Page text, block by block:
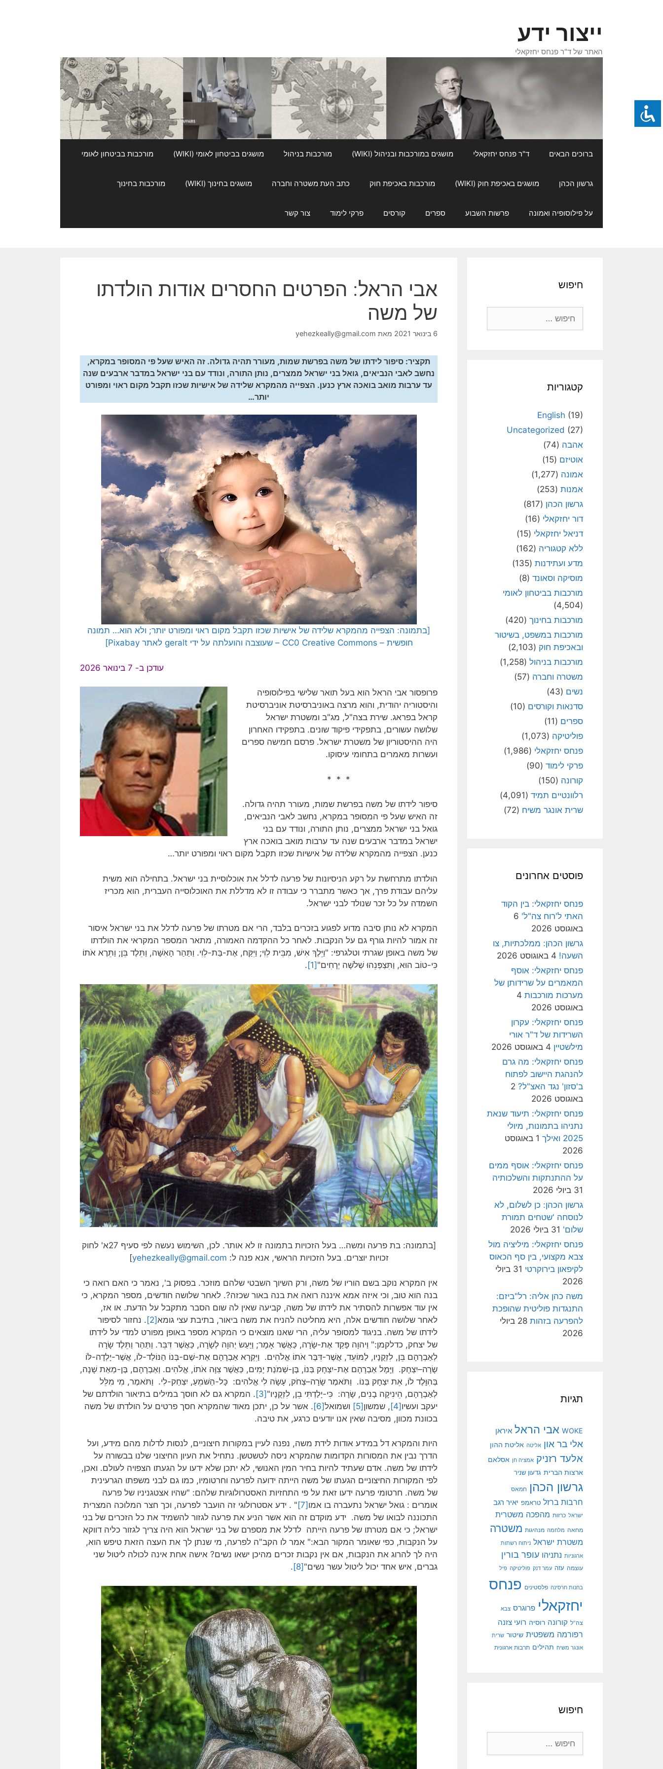
ייצור ידע
האתר של ד"ר פנחס יחזקאלי
ברוכים הבאים ד"ר פנחס יחזקאלי מושגים במורכבות ובניהול (WIKI) מורכבות בניהול מושגים בביטחון לאומי (WIKI) מורכבות בביטחון לאומי
גרשון הכהן מושגים באכיפת חוק (WIKI) מורכבות באכיפת חוק כתב העת משטרה וחברה מושגים בחינוך (WIKI) מורכבות בחינוך
על פילוסופיה ואמונה פרשות השבוע ספרים קורסים פרקי לימוד צור קשר
אבי הראל: הפרטים החסרים אודות הולדתו
של משה
6 בינואר 2021 מאת yehezkeally@gmail.com
תקציר: סיפור לידתו של משה בפרשת שמות, מעורר תהיה גדולה. זה האיש שעל פי המסופר במקרא,
נחשב לאבי הנביאים, גואל בני ישראל ממצרים, נותן התורה, ונודד עם בני ישראל במדבר ארבעים שנה
עד ערבות מואב בואכה ארץ כנען. הצפייה מהמקרא שלידה של אישיות שכזו תקבל מקום ראוי ומפורט
יותר…
[בתמונה: הצפייה מהמקרא שלידה של אישיות שכזו תקבל מקום ראוי ומפורט יותר; ולא הוא… תמונה
חופשית – CC0 Creative Commons – שעוצבה והועלתה על ידי geralt לאתר Pixabay]
עודכן ב- 7 בינואר 2026
פרופסור אבי הראל הוא בעל תואר שלישי בפילוסופיה
והיסטוריה יהודית, והוא מרצה באוניברסיטת אוניברסיטת
קראל בפראג. שירת בצה"ל, מג"ב ומשטרת ישראל
שלושה עשורים, בתפקידי פיקוד שונים. בתפקידו האחרון
היה ההיסטוריון של משטרת ישראל. פרסם חמישה ספרים
ועשרות מאמרים בתחומי עיסוקו.
* * *
סיפור לידתו של משה בפרשת שמות, מעורר תהיה גדולה.
זה האיש שעל פי המסופר במקרא, נחשב לאבי הנביאים,
גואל בני ישראל ממצרים, נותן התורה, ונודד עם בני
ישראל במדבר ארבעים שנה עד ערבות מואב בואכה ארץ
כנען. הצפייה מהמקרא שלידה של אישיות שכזו תקבל מקום ראוי ומפורט יותר…
הולדתו מתרחשת על רקע הניסיונות של פרעה לדלל את אוכלוסיית בני ישראל. בתחילה הוא משית
עליהם עבודת פרך, אך כאשר מתברר כי עבודה זו לא מדללת את האוכלוסייה העברית, הוא מכריז
השמדה על כל זכר שנולד לבני ישראל.
המקרא לא נותן סיבה מדוע לפגוע בזכרים בלבד, הרי אם מטרתו של פרעה לדלל את בני ישראל איסור
זה אמור להיות גורף גם על הנקבות. לאחר כל ההקדמה האמורה, מתאר המספר המקראי את הולדתו
של משה באופן שגרתי וטלגרפי: "וַיֵּלֶךְ אִישׁ, מִבֵּית לֵוִי; וַיִּקַּח, אֶת-בַּת-לֵוִי. וַתַּהַר הָאִשָּׁה, וַתֵּלֶד בֵּן; וַתֵּרֶא אֹתוֹ
כִּי-טוֹב הוּא, וַתִּצְפְּנֵהוּ שְׁלֹשָׁה יְרָחִים" [1]
.
[בתמונה: בת פרעה ומשה… בעל הזכויות בתמונה זו לא אותר. לכן, השימוש נעשה לפי סעיף 27א' לחוק
זכויות יוצרים. בעל הזכויות הראשי, אנא פנה ל: yehezkeally@gmail.com
]
אין המקרא נוקב בשם הוריו של משה, ורק השיוך השבטי שלהם מוזכר. בפסוק ב', נאמר כי האם רואה כי
בנה הוא טוב, וכי איזה אמא איננה רואה את בנה באור שכזה?. לאחר שלושה חודשים, מספר המקרא, כי
אין עוד אפשרות להסתיר את לידתו של משה, קביעה שאין לה שום הסבר מתקבל על הדעת. או אז,
לאחר שלושה חודשים אלה, היא מחליטה להניח את משה ביאור, בתיבת עצי גומא[2]
. נחזור לסיפור
לידתו של משה. בניגוד למסופר עליה, הרי שאנו מוצאים כי המקרא מספר באופן מפורט למדי על לידתו
של יצחק, כדלקמן:" וַיהוָה פָּקַד אֶת-שָׂרָה, כַּאֲשֶׁר אָמָר; וַיַּעַשׂ יְהוָה לְשָׂרָה, כַּאֲשֶׁר דִּבֵּר. וַתַּהַר וַתֵּלֶד שָׂרָה
לְאַבְרָהָם בֵּן, לִזְקֻנָיו, לַמּוֹעֵד, אֲשֶׁר-דִּבֶּר אֹתוֹ אֱלֹהִים. וַיִּקְרָא אַבְרָהָם אֶת-שֶׁם-בְּנוֹ הַנּוֹלַד-לוֹ, אֲשֶׁר-יָלְדָה-לּוֹ
שָׂרָה–יִצְחָק. וַיָּמָל אַבְרָהָם אֶת-יִצְחָק בְּנוֹ, בֶּן-שְׁמֹנַת יָמִים, כַּאֲשֶׁר צִוָּה אֹתוֹ, אֱלֹהִים. וְאַבְרָהָם, בֶּן-מְאַת שָׁנָה,
בְּהִוָּלֶד לוֹ, אֵת יִצְחָק בְּנוֹ. וַתֹּאמֶר שָׂרָה–צְחֹק, עָשָׂה לִי אֱלֹהִים: כָּל-הַשֹּׁמֵעַ, יִצְחַק-לִי. וַתֹּאמֶר, מִי מִלֵּל
לְאַבְרָהָם, הֵינִיקָה בָנִים, שָׂרָה: כִּי-יָלַדְתִּי בֵן, לִזְקֻנָיו"[3]
. המקרא גם לא חוסך במילים בתיאור הולדתם של
יעקב ועשיו[4] , שמשון[5] ושמואל[6]
. אשר על כן, יתכן מאוד שהמקרא חסך פרטים על הולדתו של משה
בכוונת מכוון, מסיבה שאין אנו יודעים כרגע, את טיבה.
היות והמקרא דל במידע אודות לידת משה, נפנה לעיין במקורות חיצוניים, לנסות לדלות מהם מידע, ועל
הדרך נבין את המסורות הקדומות שהמקרא ניסה לטשטשן. נתחיל את העיון החיצוני שלנו בבשורה על
לידתו של משה. אדם שעתיד להיות בחיר המין האנושי, לא יתכן שלא ידעו על הגעתו הצפויה לעולם. ואכן,
לפי המקורות החיצוניים הגעתו של משה הייתה ידועה לפרעה וחרטומיו, כמו גם לבני משפתו הגרעינית
של משה. חרטומי פרעה ידעו זאת על פי התחזיות האסטרולוגיות שלהם: "שהיו אצטגניניו של פרעה
אומרים : גואל ישראל נתעברה בו אמו [7]
" . ידע אסטרולוגי זה הועבר לפרעה, וכך חצר המלוכה המצרית
התכוננה לבואו של משה. ידע מוקדם זה הוא אשר הניע את פרעה לגזור להשמיד את כל הזכרים של בני
ישראל; כי אם מטרתו של פרעה הייתה לדלל את מספרם של בני ישראל הוא היה צריך לגזור כליה דווקא
על הנקבות, כפי שאומר המקור הבא:" אמר לו הקב"ה לפרעה, מי שנתן לך את העצה הזאת טיפש הוא,
היה לך להרוג את הנקבות, אם אין נקבות זכרים מהיכן ישאו נשים? אישה אחת אינה לכולה ליטול שני
גברים, איש אחד יכול ליטול עשר נשים" [8]
.
חיפוש
קטגוריות
English (19)
Uncategorized (27)
אהבה (74)
אוטיזם (15)
אמונה (1,277)
אמנות (253)
גרשון הכהן (817)
דור יחזקאלי (16)
דניאל יחזקאלי (15)
ללא קטגוריה (162)
מדע ועתידנות (135)
מוסיקה וסאונד (8)
מורכבות בביטחון לאומי
(4,504)
מורכבות בחינוך (420)
מורכבות במשפט, בשיטור
ובאכיפת חוק (2,103)
מורכבות בניהול (1,258)
משטרה וחברה (57)
נשים (43)
סדנאות וקורסים (10)
ספרים (11)
פוליטיקה (1,073)
פנחס יחזקאלי (1,986)
פרקי לימוד (90)
קורונה (150)
רלוונטיים תמיד (4,091)
שרית אונגר משיח (72)
פוסטים אחרונים
פנחס יחזקאלי: בין הקוד
האתי ל'רוח צה"ל' 6
באוגוסט 2026
גרשון הכהן: ממלכתיות, צו
השעה! 4 באוגוסט 2026
פנחס יחזקאלי: אוסף
המאמרים על שרידותן של
מערכות מורכבות 4
באוגוסט 2026
פנחס יחזקאלי: עקרון
השרידות של ד"ר אורי
מילשטיין 4 באוגוסט 2026
פנחס יחזקאלי: מה גרם
להנהגת היישוב לפתוח
ב'סזון' נגד האצ"ל? 2
באוגוסט 2026
פנחס יחזקאלי: תיעוד שנאת
נתניהו בתמונות, מיולי
2025 ואילך
1 באוגוסט
2026
פנחס יחזקאלי: אוסף ממים
על ההתנתקות והשלכותיה
31 ביולי 2026
גרשון הכהן: כן לשלום, לא
לנוסחה 'שטחים תמורת
שלום' 31 ביולי 2026
פנחס יחזקאלי: מיליציה מול
צבא מקצועי, בין סף הכאוס
לקיפאון בירוקרטי
31 ביולי
2026
משה כהן אליה: רל"ביזם:
התנגדות פוליטית שהופכת
להפרעה בזהות
28 ביולי
2026
תגיות
WOKE אבי הראל איראן
אלי בר און אליטה אליטת ההון
אלעד רזניק אמציה חן אסלאם
ארצות הברית גדעון שניר
גרשון הכהן חמאס
חרבות ברזל טראמפ יאיר רגב
ישראל כרזות מהפכה משטרית
מחאה מלחמה מנהיגות משטרה
משטרת ישראל ניתוח רשתות
ארגוניות נתניהו עופר בורין
עוצמה עזה עמר דנק פוליטיקה פיל
בחנות חרסינה פלסטינים פנחס
יחזקאלי פרוגרס צבא
צה"ל קורונה רוסיה רועי צזנה
רפורמה משפטית שיטור שרית
אונגר משיח תהילים תרבות ארגונית
חיפוש